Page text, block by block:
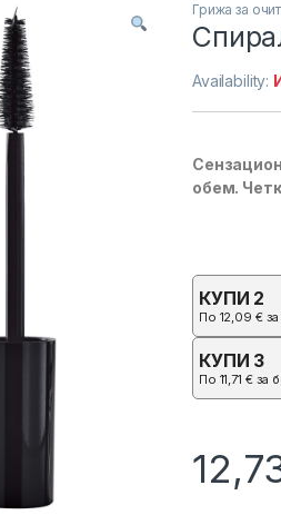
Грижа за
Availability:
обем.
КУПИ 2
По 12,09 €за
КУПИ 3
По 11,71 €за